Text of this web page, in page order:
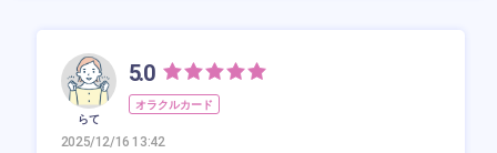
らて
5.0
オラクルカード
2025/12/16 13:42